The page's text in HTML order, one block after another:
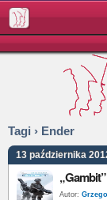
Tagi › Ender
13 października
Autor: